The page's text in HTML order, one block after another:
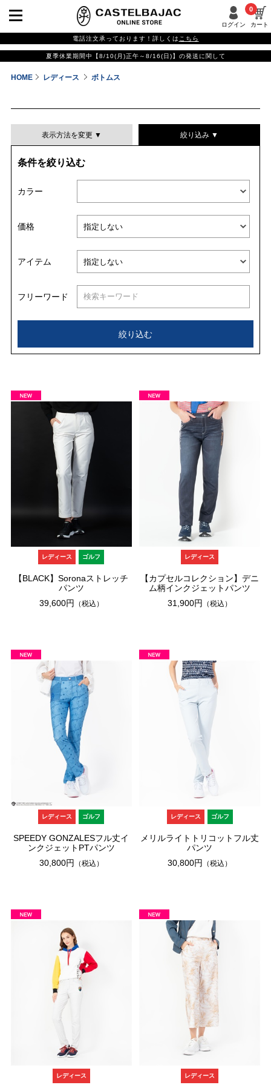
ログイン カート
0
電話注文承っております！詳しくは こちら
夏季休業期間中【8/10(月)正午～8/16(日)】の発送に関して
HOME レディース ボトムス
表示方法を変更 ▼
並び替える
絞り込み ▼
条件を絞り込む
カラー
価格
アイテム
フリーワード
絞り込む
レディース ゴルフ
【BLACK】Soronaストレッチ
パンツ
39,600円
（税込）
レディース
【カプセルコレクション】デニ
ム柄インクジェットパンツ
31,900円
（税込）
レディース ゴルフ
SPEEDY GONZALESフル丈イ
ンクジェットPTパンツ
30,800円
（税込）
レディース ゴルフ
メリルライトトリコットフル丈
パンツ
30,800円
（税込）
レディース レディース